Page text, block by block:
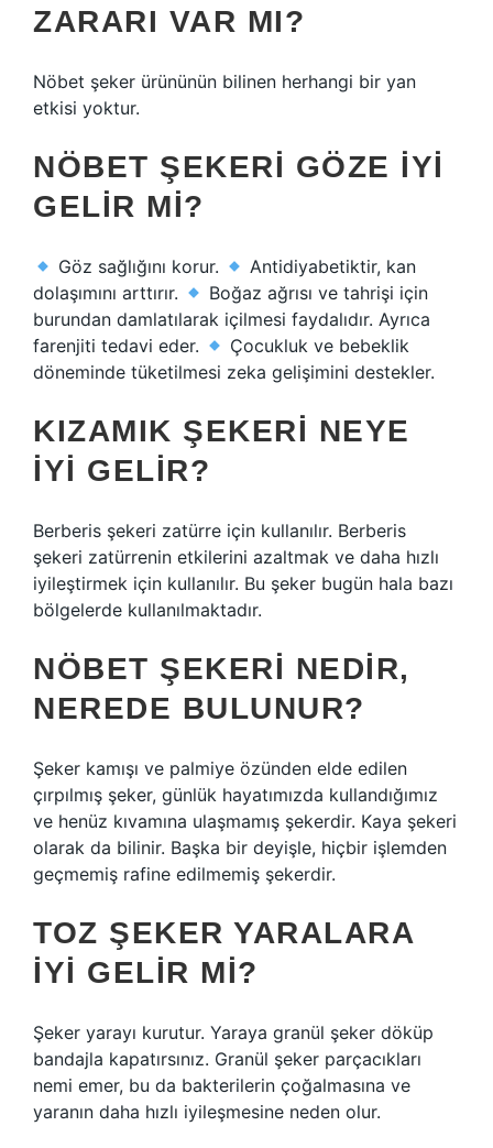
ZARARI VAR MI?
Nöbet şeker ürününün bilinen herhangi bir yan
etkisi yoktur.
NÖBET ŞEKERI GÖZE IYI
GELIR MI?
Göz sağlığını korur.
Antidiyabetiktir, kan
dolaşımını arttırır.
Boğaz ağrısı ve tahrişi için
burundan damlatılarak içilmesi faydalıdır. Ayrıca
farenjiti tedavi eder.
Çocukluk ve bebeklik
döneminde tüketilmesi zeka gelişimini destekler.
KIZAMIK ŞEKERI NEYE
IYI GELIR?
Berberis şekeri zatürre için kullanılır. Berberis
şekeri zatürrenin etkilerini azaltmak ve daha hızlı
iyileştirmek için kullanılır. Bu şeker bugün hala bazı
bölgelerde kullanılmaktadır.
NÖBET ŞEKERI NEDIR,
NEREDE BULUNUR?
Şeker kamışı ve palmiye özünden elde edilen
çırpılmış şeker, günlük hayatımızda kullandığımız
ve henüz kıvamına ulaşmamış şekerdir. Kaya şekeri
olarak da bilinir. Başka bir deyişle, hiçbir işlemden
geçmemiş rafine edilmemiş şekerdir.
TOZ ŞEKER YARALARA
IYI GELIR MI?
Şeker yarayı kurutur. Yaraya granül şeker döküp
bandajla kapatırsınız. Granül şeker parçacıkları
nemi emer, bu da bakterilerin çoğalmasına ve
yaranın daha hızlı iyileşmesine neden olur.